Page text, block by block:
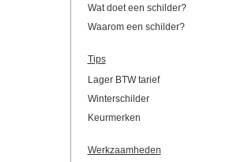
Wat doet een schilder?
Waarom een schilder?
Tips
Lager BTW tarief
Winterschilder
Keurmerken
Werkzaamheden